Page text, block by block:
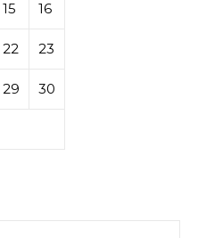
15 16
22 23
29 30